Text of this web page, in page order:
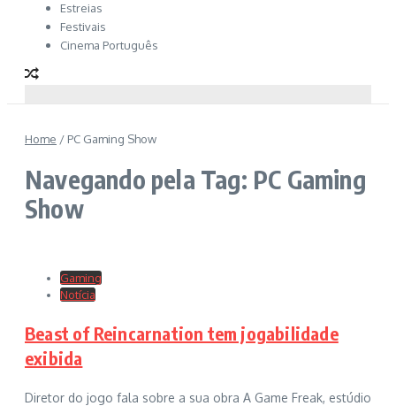
Estreias
Festivais
Cinema Português
Home / PC Gaming Show
Navegando pela Tag: PC Gaming
Show
Gaming
Notícia
Beast of Reincarnation tem jogabilidade
exibida
Diretor do jogo fala sobre a sua obra A Game Freak, estúdio